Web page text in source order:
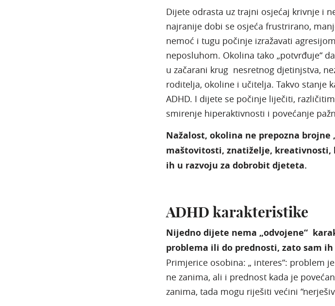
Dijete odrasta uz trajni osjećaj krivnje i
najranije dobi se osjeća frustrirano,
nemoć i tugu počinje izražavati
neposluhom. Okolina tako „potvrđuje“
u začarani krug nesretnog djetinjstva,
roditelja, okoline i učitelja. Takvo stanje
ADHD. I dijete se počinje liječiti,
smirenje hiperaktivnosti i povećanje
Nažalost, okolina ne prepozna brojne
maštovitosti, znatiželje, kreativnosti,
ih u razvoju za dobrobit djeteta.
ADHD karakteristike
Nijedno dijete nema „odvojene“
problema ili do prednosti, zato sam ih
Primjerice osobina: „ interes“: problem
ne zanima, ali i prednost kada je
zanima, tada mogu riješiti većini